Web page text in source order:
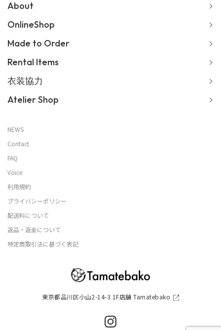
東京都品川区小山2-14-3 1F店舗 Tamatebako
About
OnlineShop
Made to Order
Rental Items
衣装協力
Atelier Shop
NEWS
Contact
FAQ
Voice
利用規約
プライバシーポリシー
配送料について
返品・返金について
特定商取引法に基づく表記